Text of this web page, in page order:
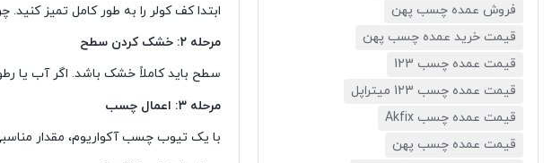
فروش عمده چسب پهن
قیمت خرید عمده چسب پهن
قیمت عمده چسب 123
قیمت عمده چسب 123 میتراپل
قیمت عمده چسب Akfix
قیمت عمده چسب پهن
ابتدا کف کولر را به طور کامل تمیز
مرحله ۲: خشک کردن سطح
سطح باید کاملاً خشک باشد. اگر آب یا
مرحله ۳: اعمال چسب
با یک تیوب چسب آکواریوم، مقدار